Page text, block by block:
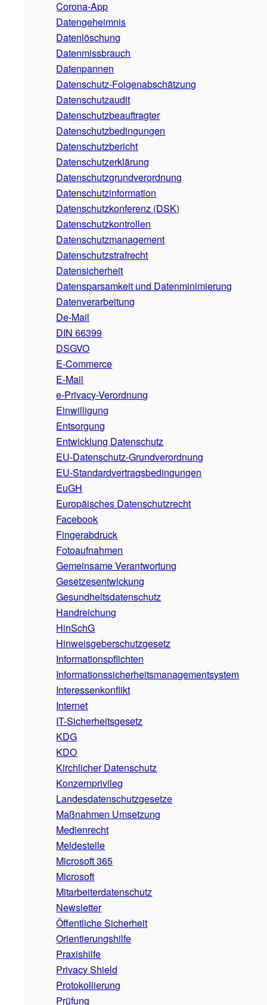
Corona-App
Datengeheimnis
Datenlöschung
Datenmissbrauch
Datenpannen
Datenschutz-Folgenabschätzung
Datenschutzaudit
Datenschutzbeauftragter
Datenschutzbedingungen
Datenschutzbericht
Datenschutzerklärung
Datenschutzgrundverordnung
Datenschutzinformation
Datenschutzkonferenz (DSK)
Datenschutzkontrollen
Datenschutzmanagement
Datenschutzstrafrecht
Datensicherheit
Datensparsamkeit und Datenminimierung
Datenverarbeitung
De-Mail
DIN 66399
DSGVO
E-Commerce
E-Mail
e-Privacy-Verordnung
Einwilligung
Entsorgung
Entwicklung Datenschutz
EU-Datenschutz-Grundverordnung
EU-Standardvertragsbedingungen
EuGH
Europäisches Datenschutzrecht
Facebook
Fingerabdruck
Fotoaufnahmen
Gemeinsame Verantwortung
Gesetzesentwickung
Gesundheitsdatenschutz
Handreichung
HinSchG
Hinweisgeberschutzgesetz
Informationspflichten
Informationssicherheitsmanagementsystem
Interessenkonflikt
Internet
IT-Sicherheitsgesetz
KDG
KDO
Kirchlicher Datenschutz
Konzernprivileg
Landesdatenschutzgesetze
Maßnahmen Umsetzung
Medienrecht
Meldestelle
Microsoft 365
Microsoft
Mitarbeiterdatenschutz
Newsletter
Öffentliche Sicherheit
Orientierungshilfe
Praxishilfe
Privacy Shield
Protokollierung
Prüfung